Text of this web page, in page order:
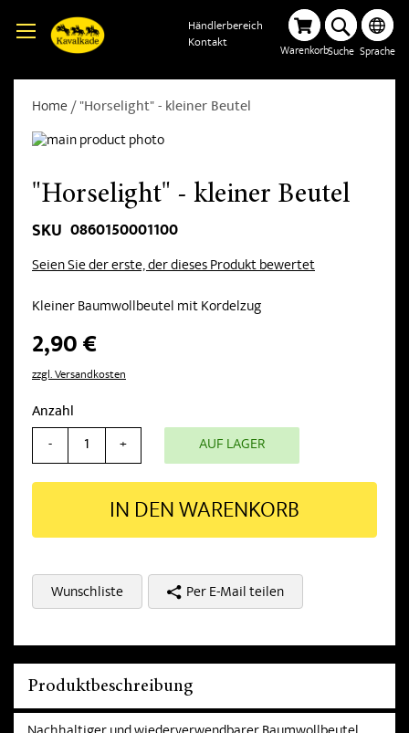
Händlerbereich
Kontakt
Sprache
WarenkorbSuche
Home "Horselight" - kleiner Beutel
"Horselight" - kleiner Beutel
SKU 0860150001100
Seien Sie der erste, der dieses Produkt bewertet
Kleiner Baumwollbeutel mit Kordelzug
2,90 €
zzgl. Versandkosten
Anzahl
- + AUF LAGER
IN DEN WARENKORB
Wunschliste Per E-Mail teilen
Produktbeschreibung